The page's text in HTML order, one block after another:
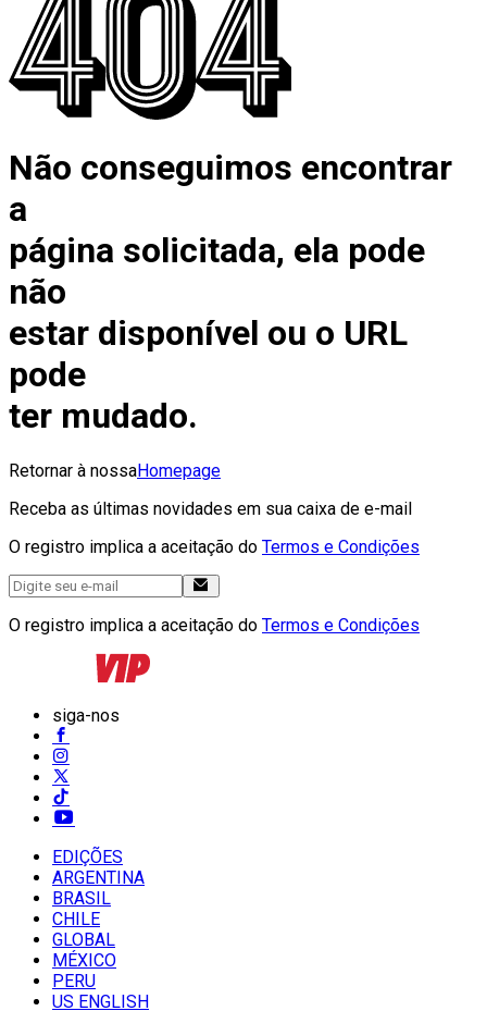
Não conseguimos encontrar
a
página solicitada, ela pode
não
estar disponível ou o URL
pode
ter mudado.
Retornar à nossaHomepage
Receba as últimas novidades em sua caixa de e-mail
O registro implica a aceitação do Termos e Condições
O registro implica a aceitação do Termos e Condições
siga-nos
EDIÇÕES
ARGENTINA
BRASIL
CHILE
GLOBAL
MÉXICO
PERU
US ENGLISH